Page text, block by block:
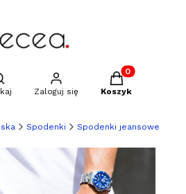
wyszukiwarkę
Zaloguj się
Produkty w
Koszyk
Spodenki Spodenki jeansowe